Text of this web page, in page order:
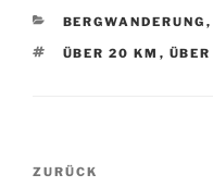
KATEGORIEN
BERGWANDERUNG ,
SCHLAGWÖRTER
ÜBER 20 KM ,
Beitragsnavigation
Vorheriger
ZURÜCK